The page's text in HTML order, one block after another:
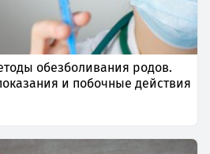
обезболивания родов.
и побочные действия